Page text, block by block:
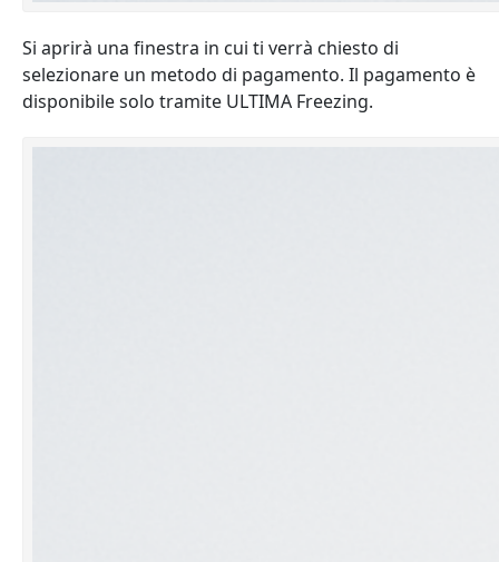
Si aprirà una finestra in cui ti verrà chiesto di
selezionare un metodo di pagamento. Il pagamento è
disponibile solo tramite ULTIMA Freezing.